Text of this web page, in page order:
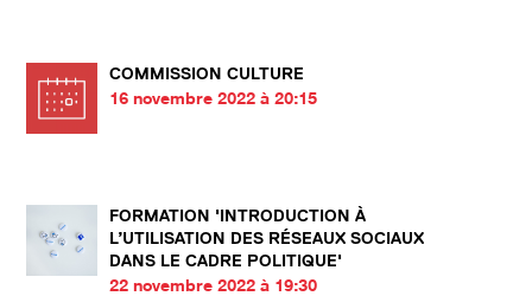
COMMISSION CULTURE
16 novembre 2022 à 20:15
FORMATION 'INTRODUCTION À
L’UTILISATION DES RÉSEAUX SOCIAUX
DANS LE CADRE POLITIQUE'
22 novembre 2022 à 19:30